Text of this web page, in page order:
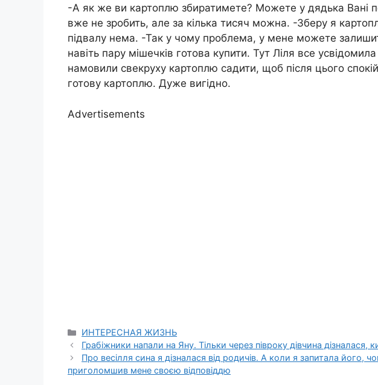
-А як же ви картоплю збиратимете? Можете у дядька Вані
вже не зробить, але за кілька тисяч можна. -Зберу я
підвалу нема. -Так у чому проблема, у мене можете
навіть пару мішечків готова купити. Тут Ліля все
намовили свекруху картоплю садити, щоб після цього
готову картоплю. Дуже вигідно.
Advertisements
Categories
ИНТЕРЕСНАЯ ЖИЗНЬ
Грабіжники напали на Яну. Тільки через півроку дівчина дізналася,
Про весілля сина я дізналася від родичів. А коли я запитала його,
приголомшив мене своєю відповіддю